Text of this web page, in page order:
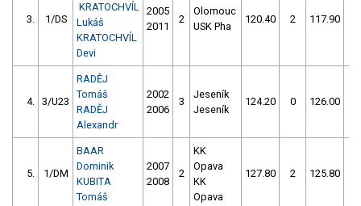
3. 1/DS
KRATOCHVÍL
Lukáš
KRATOCHVÍL
Devi
2005
2011
2
Olomouc
USK Pha
120.40 2 117.90
4. 3/U23
RADĚJ
Tomáš
RADĚJ
Alexandr
2002
2006
3
Jeseník
Jeseník
124.20 0 126.00
5. 1/DM
BAAR
Dominik
KUBITA
Tomáš
2007
2008
2
KK
Opava
KK
Opava
127.80 2 125.80